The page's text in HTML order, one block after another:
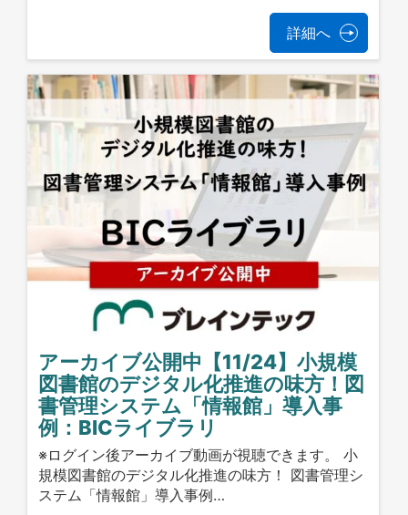
詳細へ
アーカイブ公開中【11/24】小規模
図書館のデジタル化推進の味方！図
書管理システム「情報館」導入事
例：BICライブラリ
※ログイン後アーカイブ動画が視聴できます。 小
規模図書館のデジタル化推進の味方！ 図書管理シ
ステム「情報館」導入事例…